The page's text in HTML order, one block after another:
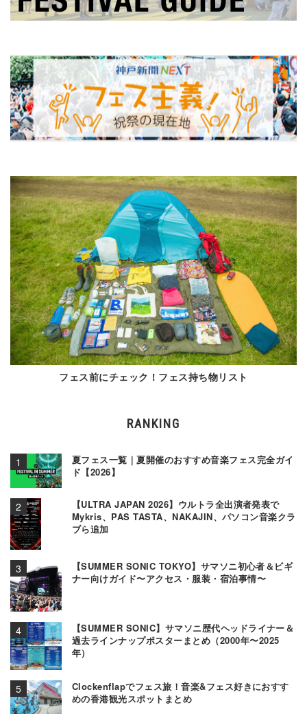
フェス前にチェック！フェス持ち物リスト
RANKING
夏フェス一覧｜夏開催のおすすめ音楽フェス完全ガイ
ド【2026】
【ULTRA JAPAN 2026】ウルトラ全出演者発表で
Mykris、PAS TASTA、NAKAJIN、パソコン音楽クラ
ブら追加
【SUMMER SONIC TOKYO】サマソニ初心者＆ビギ
ナー向けガイド〜アクセス・服装・宿泊事情〜
【SUMMER SONIC】サマソニ歴代ヘッドライナー＆
過去ラインナップポスターまとめ（2000年〜2025
年）
Clockenflapでフェス旅！音楽&フェス好きにおすす
めの香港観光スポットまとめ